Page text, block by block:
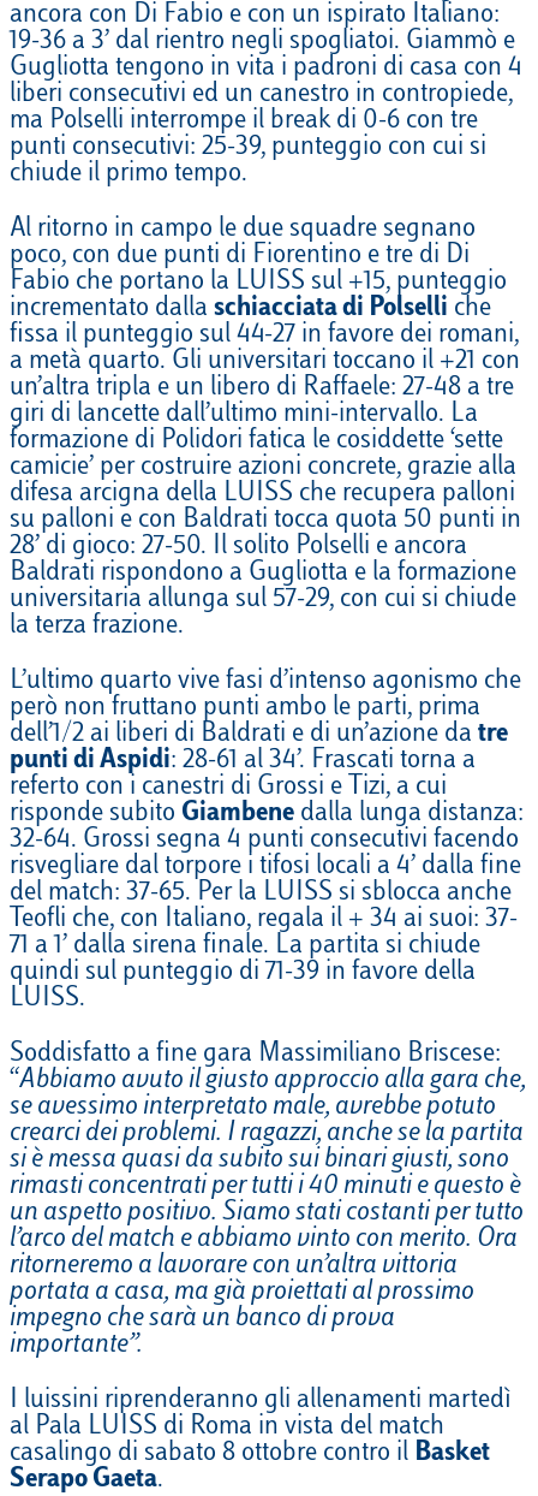
ancora con Di Fabio e con un ispirato Italiano:
19-36 a 3’ dal rientro negli spogliatoi. Giammò e
Gugliotta tengono in vita i padroni di casa con 4
liberi consecutivi ed un canestro in contropiede,
ma Polselli interrompe il break di 0-6 con tre
punti consecutivi: 25-39, punteggio con cui si
chiude il primo tempo.
Al ritorno in campo le due squadre segnano
poco, con due punti di Fiorentino e tre di Di
Fabio che portano la LUISS sul +15, punteggio
incrementato dalla schiacciata di Polselli che
fissa il punteggio sul 44-27 in favore dei romani,
a metà quarto. Gli universitari toccano il +21 con
un’altra tripla e un libero di Raffaele: 27-48 a tre
giri di lancette dall’ultimo mini-intervallo. La
formazione di Polidori fatica le cosiddette ‘sette
camicie’ per costruire azioni concrete, grazie alla
difesa arcigna della LUISS che recupera palloni
su palloni e con Baldrati tocca quota 50 punti in
28’ di gioco: 27-50. Il solito Polselli e ancora
Baldrati rispondono a Gugliotta e la formazione
universitaria allunga sul 57-29, con cui si chiude
la terza frazione.
L’ultimo quarto vive fasi d’intenso agonismo che
però non fruttano punti ambo le parti, prima
dell’1/2 ai liberi di Baldrati e di un’azione da tre
punti di Aspidi: 28-61 al 34’. Frascati torna a
referto con i canestri di Grossi e Tizi, a cui
risponde subito Giambene dalla lunga distanza:
32-64. Grossi segna 4 punti consecutivi facendo
risvegliare dal torpore i tifosi locali a 4’ dalla fine
del match: 37-65. Per la LUISS si sblocca anche
Teofli che, con Italiano, regala il + 34 ai suoi: 37-
71 a 1’ dalla sirena finale. La partita si chiude
quindi sul punteggio di 71-39 in favore della
LUISS.
Soddisfatto a fine gara Massimiliano Briscese:
“Abbiamo avuto il giusto approccio alla gara che,
se avessimo interpretato male, avrebbe potuto
crearci dei problemi. I ragazzi, anche se la partita
si è messa quasi da subito sui binari giusti, sono
rimasti concentrati per tutti i 40 minuti e questo è
un aspetto positivo. Siamo stati costanti per tutto
l’arco del match e abbiamo vinto con merito. Ora
ritorneremo a lavorare con un’altra vittoria
portata a casa, ma già proiettati al prossimo
impegno che sarà un banco di prova
importante”.
I luissini riprenderanno gli allenamenti martedì
al Pala LUISS di Roma in vista del match
casalingo di sabato 8 ottobre contro il Basket
Serapo Gaeta.